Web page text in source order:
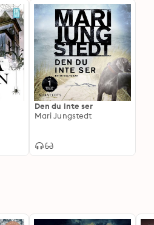
Den du inte ser
Mari Jungstedt